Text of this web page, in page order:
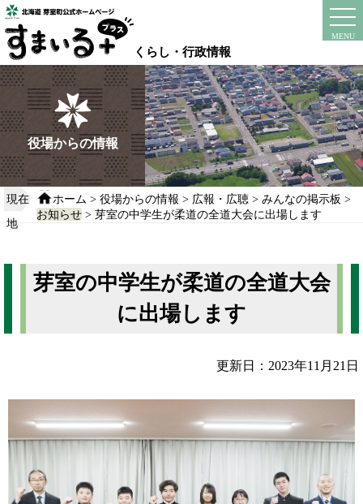
本
文
へ
移
動
る
くらし・行政情報
MENU
instagram
役場からの情報
現在
地
ホーム > 役場からの情報 > 広報・広聴> みんなの掲示板 >
お知らせ> 芽室の中学生が柔道の全道大会に出場します
芽室の中学生が柔道の全道大会
に出場します
更新日：2023年11月21日